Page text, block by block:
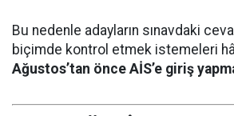
Bu nedenle adayların sınavdaki
biçimde kontrol etmek istemeleri
Ağustos’tan önce AİS’e giriş